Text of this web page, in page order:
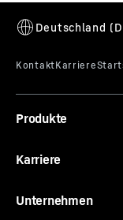
Produkte
Karriere
Unternehmen